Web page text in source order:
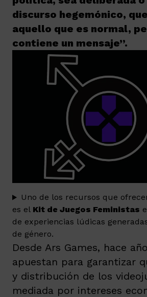
discurso hegemónico,
aquello que es normal,
contiene un mensaje”.
Uno de los recursos que
es el Kit de Juegos Feministas
de experiencias lúdicas
de género.
Desde Ars Games, hace
apuestan para garantizar
y distribución de los
mediada por intereses